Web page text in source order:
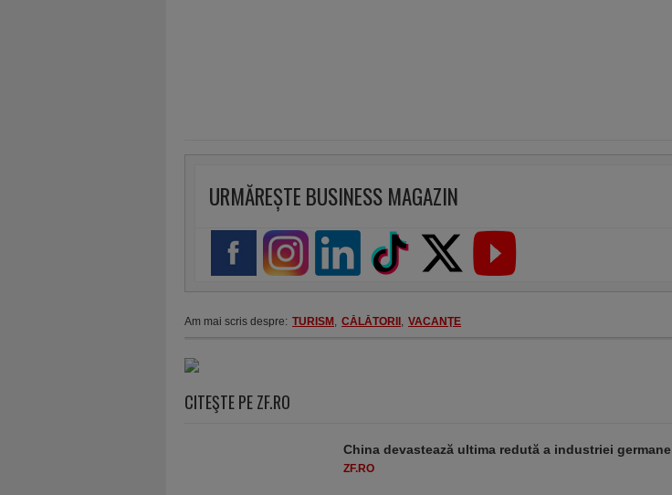
URMĂREȘTE BUSINESS MAGAZIN
Am mai scris despre: TURISM , CĂLĂTORII , VACANŢE
CITEŞTE PE ZF.RO
China devastează ultima redută a industriei germane
ZF.RO